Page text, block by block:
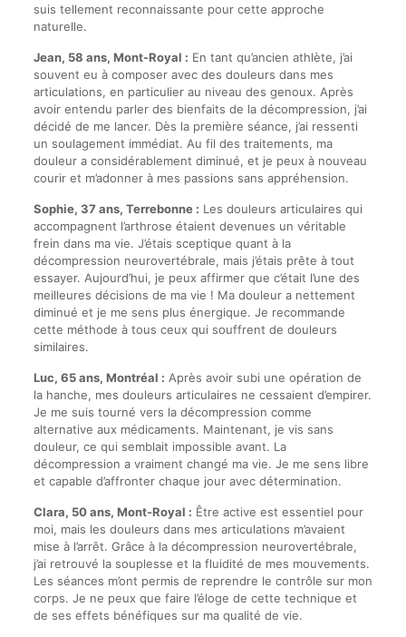
suis tellement reconnaissante pour cette approche
naturelle.
Jean, 58 ans, Mont-Royal : En tant qu’ancien athlète, j’ai
souvent eu à composer avec des douleurs dans mes
articulations, en particulier au niveau des genoux. Après
avoir entendu parler des bienfaits de la décompression, j’ai
décidé de me lancer. Dès la première séance, j’ai ressenti
un soulagement immédiat. Au fil des traitements, ma
douleur a considérablement diminué, et je peux à nouveau
courir et m’adonner à mes passions sans appréhension.
Sophie, 37 ans, Terrebonne : Les douleurs articulaires qui
accompagnent l’arthrose étaient devenues un véritable
frein dans ma vie. J’étais sceptique quant à la
décompression neurovertébrale, mais j’étais prête à tout
essayer. Aujourd’hui, je peux affirmer que c’était l’une des
meilleures décisions de ma vie ! Ma douleur a nettement
diminué et je me sens plus énergique. Je recommande
cette méthode à tous ceux qui souffrent de douleurs
similaires.
Luc, 65 ans, Montréal : Après avoir subi une opération de
la hanche, mes douleurs articulaires ne cessaient d’empirer.
Je me suis tourné vers la décompression comme
alternative aux médicaments. Maintenant, je vis sans
douleur, ce qui semblait impossible avant. La
décompression a vraiment changé ma vie. Je me sens libre
et capable d’affronter chaque jour avec détermination.
Clara, 50 ans, Mont-Royal : Être active est essentiel pour
moi, mais les douleurs dans mes articulations m’avaient
mise à l’arrêt. Grâce à la décompression neurovertébrale,
j’ai retrouvé la souplesse et la fluidité de mes mouvements.
Les séances m’ont permis de reprendre le contrôle sur mon
corps. Je ne peux que faire l’éloge de cette technique et
de ses effets bénéfiques sur ma qualité de vie.